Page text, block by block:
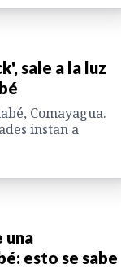
sale a la luz
Comayagua.
instan a
una
esto se sabe